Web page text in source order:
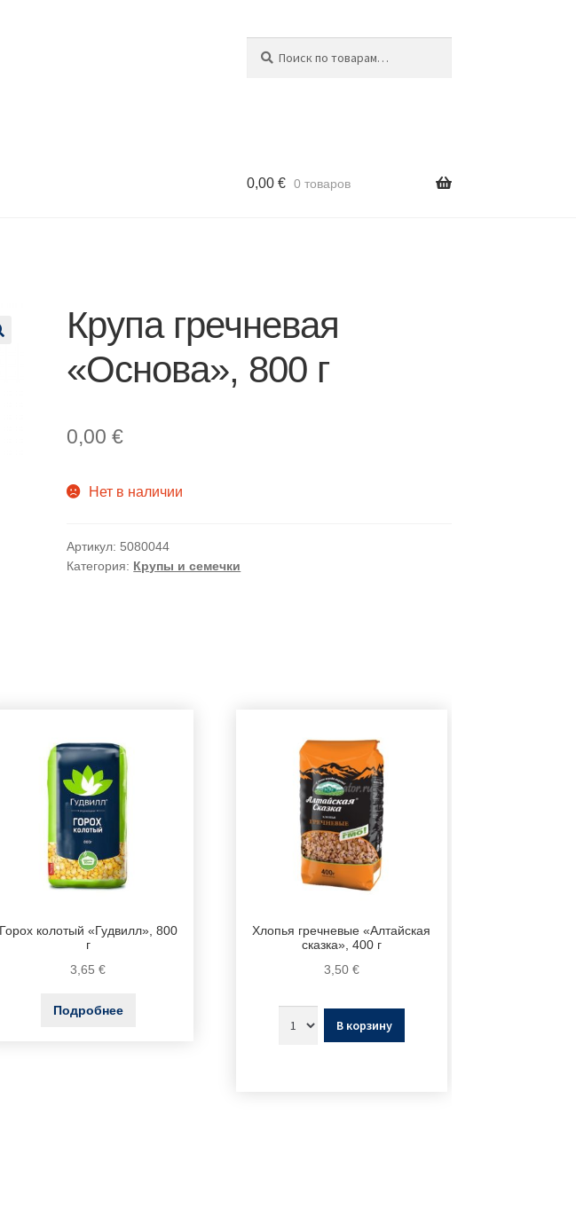
0,00 € 0 товаров
Крупа гречневая
«Основа», 800 г
0,00€
Нет в наличии
Артикул: 5080044
Категория: Крупы и семечки
Горох колотый «Гудвилл», 800
г
3,65€
Подробнее
Хлопья гречневые «Алтайская
сказка», 400 г
3,50 €
В корзину